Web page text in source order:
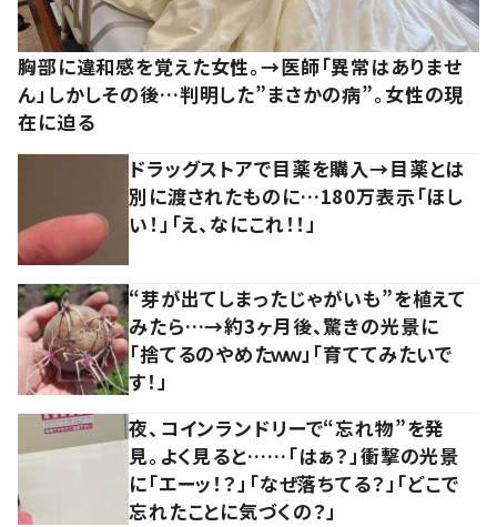
胸部に違和感を覚えた女性。→医師「異常はありませ
ん」しかしその後…判明した”まさかの病”。女性の現
在に迫る
ドラッグストアで目薬を購入→目薬とは
別に渡されたものに…180万表示「ほし
い！」「え、なにこれ！！」
“芽が出てしまったじゃがいも”を植えて
みたら…→約3ヶ月後、驚きの光景に
「捨てるのやめたｗｗ」「育ててみたいで
す！」
夜、コインランドリーで“忘れ物”を発
見。よく見ると……「はぁ？」衝撃の光景
に「エーッ！？」「なぜ落ちてる？」「どこで
忘れたことに気づくの？」